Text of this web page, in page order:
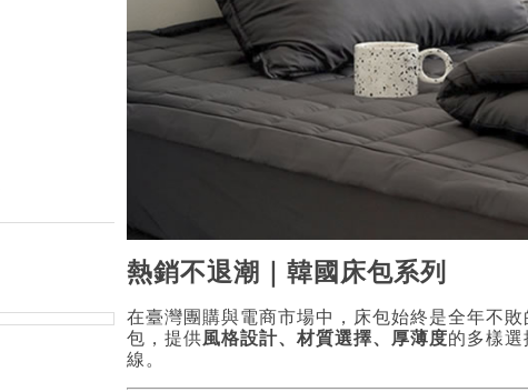
熱銷不退潮｜韓國床包系列
在臺灣團購與電商市場中，床包始終是全年不
包，提供風格設計、材質選擇、厚薄度的多樣
線。